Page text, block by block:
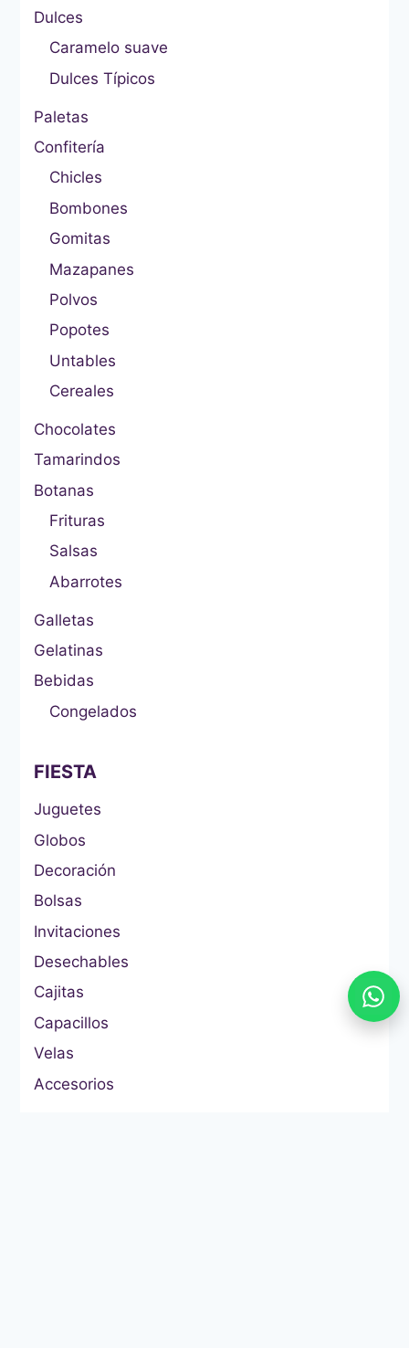
Dulces
Caramelo suave
Dulces Típicos
Paletas
Confitería
Chicles
Bombones
Gomitas
Mazapanes
Polvos
Popotes
Untables
Cereales
Chocolates
Tamarindos
Botanas
Frituras
Salsas
Abarrotes
Galletas
Gelatinas
Bebidas
Congelados
FIESTA
Juguetes
Globos
Decoración
Bolsas
Invitaciones
Desechables
Cajitas
Capacillos
Velas
Accesorios